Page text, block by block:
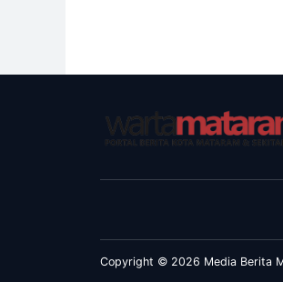
Copyright © 2026 Media Berita